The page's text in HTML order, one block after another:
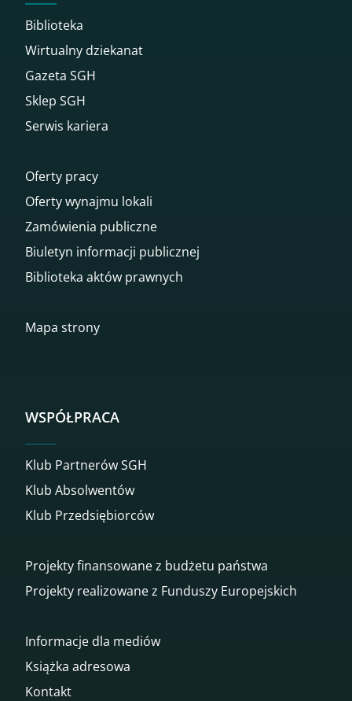
Biblioteka
Wirtualny dziekanat
Gazeta SGH
Sklep SGH
Serwis kariera
Oferty pracy
Oferty wynajmu lokali
Zamówienia publiczne
Biuletyn informacji publicznej
Biblioteka aktów prawnych
Mapa strony
WSPÓŁPRACA
Klub Partnerów SGH
Klub Absolwentów
Klub Przedsiębiorców
Projekty finansowane z budżetu państwa
Projekty realizowane z Funduszy Europejskich
Informacje dla mediów
Książka adresowa
Kontakt